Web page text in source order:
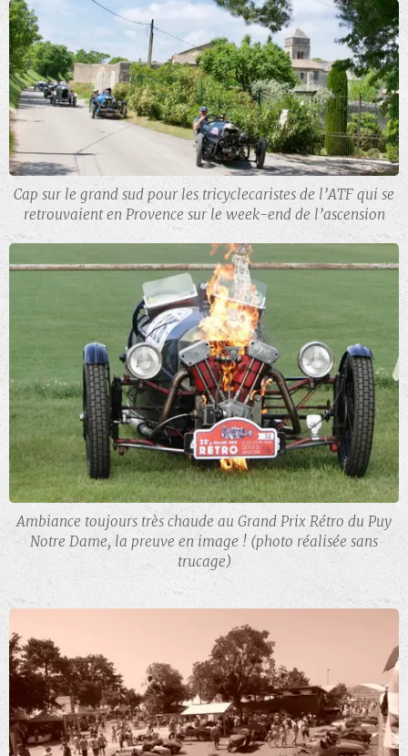
Cap sur le grand sud pour les tricyclecaristes de l’ATF qui se
retrouvaient en Provence sur le week-end de l’ascension
Ambiance toujours très chaude au Grand Prix Rétro du Puy
Notre Dame, la preuve en image ! (photo réalisée sans
trucage)